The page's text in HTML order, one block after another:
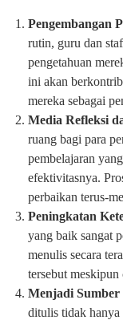
Pengembangan
rutin, guru dan
pengetahuan
ini akan
mereka sebagai
Media Refleksi
ruang bagi para
pembelajaran
efektivitasnya.
perbaikan terus-
Peningkatan
yang baik sangat
menulis secara
tersebut
Menjadi
ditulis tidak hanya